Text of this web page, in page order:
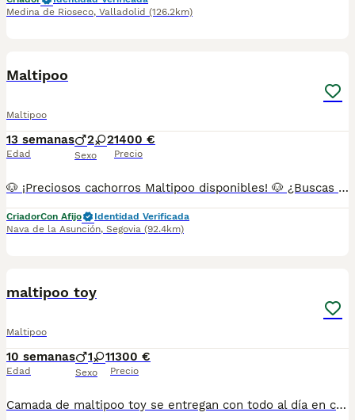
Medina de Rioseco, Valladolid (126.2km)
Maltipoo
Maltipoo
13 semanas
Edad
2 2
Sexo
1400 €
Precio
🐶 ¡Preciosos cachorros Maltipoo disponibles! 🐶 ¿Buscas un cachorro Maltipoo sano, cariñoso y criado con mucho amor? Somos un criadero familiar y nuestros pequeños crecen en un entorno lleno de cuidados y atención para garantizar su bienestar desde el primer día. ✨ Disponemos de hembras y machos. Puedes venir a conocer a los cachorros en persona o, si lo prefieres, realizar una videollamada para verlos y resolver todas tus dudas con total confianza. Todos nuestros cachorros se entregan con: ✔️ Vacunas correspondientes a su edad. ✔️ Desparasitación interna y externa. ✔️ Cartilla sanitaria. ✔️ Revisión veterinaria. ✔️ Pasaporte. ✔️ Microchip. ✔️ Contrato con garantías. 🚚 Realizamos entregas en toda la Península, incluyendo: 📍 Galicia: A Coruña, Lugo, Ourense y Pontevedra. 📍 Cantabria: Santander y resto de la comunidad. 📍 País Vasco: Bilbao, San Sebastián y Vitoria-Gasteiz. 📍 Cataluña: Barcelona, Tarragona, Girona y Lleida. 📍 Aragón: Zaragoza y Huesca. 📍 Comunidad Valenciana: Valencia, Alicante y Castellón. 📍 Castilla-La Mancha: Toledo, Ciudad Real, Albacete, Cuenca y Guadalajara. 📍 Castilla y León: Valladolid, Burgos, León, Salamanca, Ávila, Segovia, Soria, Palencia y Zamora. 📍 Región de Murcia: Murcia y Cartagena. 📍 Andalucía: Sevilla, Málaga, Córdoba, Granada, Cádiz, Jaén, Almería y Huelva. 📸 Te enviaremos fotos y vídeos actualizados para que conozcas a tu cachorro antes de su llegada. 💬 Estaremos encantados de responder cualquier consulta y ayudarte a encontrar el compañero perfecto para tu familia. 📞 Teléfono y WhatsApp: 663 736 099 👩 Pregunta por Carla. 🕘 Atendemos de lunes a domingo. ❤️ Tu nuevo mejor amigo te está esperando. ¡Contáctanos sin compromiso!
CriadorCon Afijo
Identidad Verificada
Nava de la Asunción, Segovia (92.4km)
maltipoo toy
Maltipoo
10 semanas
Edad
1 1
Sexo
1300 €
Precio
Camada de maltipoo toy se entregan con todo al día en cuanto a vacunación, desparasitación interna y externa, microchip y pasaporte con procedencia lícita de centro canino profesional. Revisión veterinaria. Nos dedicamos profesionalmente al mundo del cachorro desde hace más de 17 años ,centro canino del Valle caprice, es nuestro nombre , criadores profesionales , residencia canina y veterinarios, que mejor sitio para adquirir tu nuevo miembro familiar. Núcleo de cria ES450990000078 Pueden encontrarnos de igual modo en la pagina oficial de la canina de España como uno de los pocos criadores recomendados y registrados , www.rsce.es Los precios son desde más IVA según cachorro, camada y época. Pregunten disponibilidad y precios Pregunten sin compromiso , y le damos cita para venir a ver a los peques a nuestro centro canino, pueden ver nuestras referencias como mejor criadero en Google , y redes sociales así como en nuestra web Web www.delvallecaprice.com